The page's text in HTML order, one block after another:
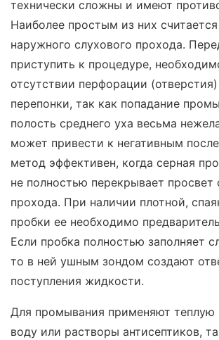
технически сложны и имеют
Наиболее простым из них
наружного слухового прохода.
приступить к процедуре,
отсутствии перфорации
перепонки, так как попадание
полость среднего уха весьма
может привести к негативным
метод эффективен, когда серная
не полностью перекрывает просвет
прохода. При наличии плотной,
пробки ее необходимо
Если пробка полностью заполняет
то в ней ушным зондом создают
поступления жидкости.
Для промывания применяют теплую
воду или растворы антисептиков,